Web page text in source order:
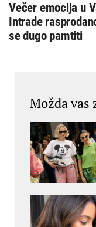
Večer emocija u
Intrade
se dugo pamtiti
Možda vas